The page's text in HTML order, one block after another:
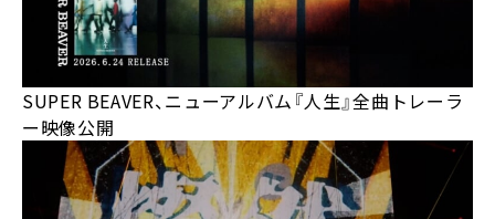
SUPER BEAVER、ニューアルバム『人生』全曲トレーラ
ー映像公開